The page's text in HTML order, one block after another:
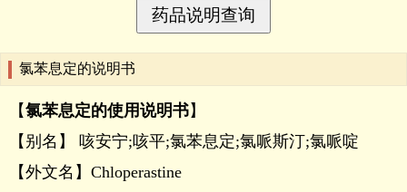
氯苯息定的说明书
【氯苯息定的使用说明书】
【别名】 咳安宁;咳平;氯苯息定;氯哌斯汀;氯哌啶
【外文名】Chloperastine